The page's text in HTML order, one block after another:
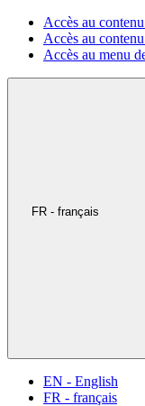
Accès au
Accès au
Accès au menu
FR - français
EN - English
FR - français